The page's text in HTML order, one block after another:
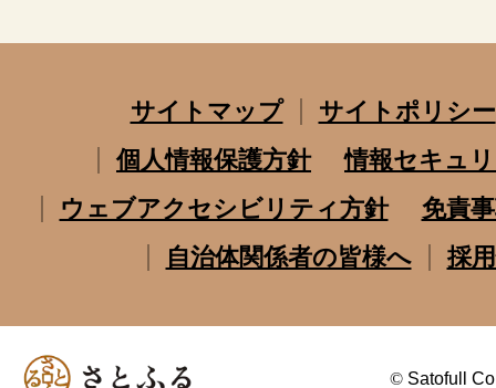
サイトマップ
サイトポリシー
個人情報保護方針
情報セキュ
ウェブアクセシビリティ方針
免責
自治体関係者の皆様へ
採
© Satofull